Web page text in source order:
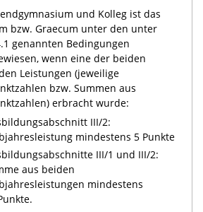
und Kolleg ist das
bzw. Graecum unter den unter
genannten Bedingungen
wenn eine der beiden
Leistungen (jeweilige
bzw. Summen aus
erbracht wurde:
III/2:
mindestens 5 Punkte
III/1 und III/2:
aus beiden
mindestens